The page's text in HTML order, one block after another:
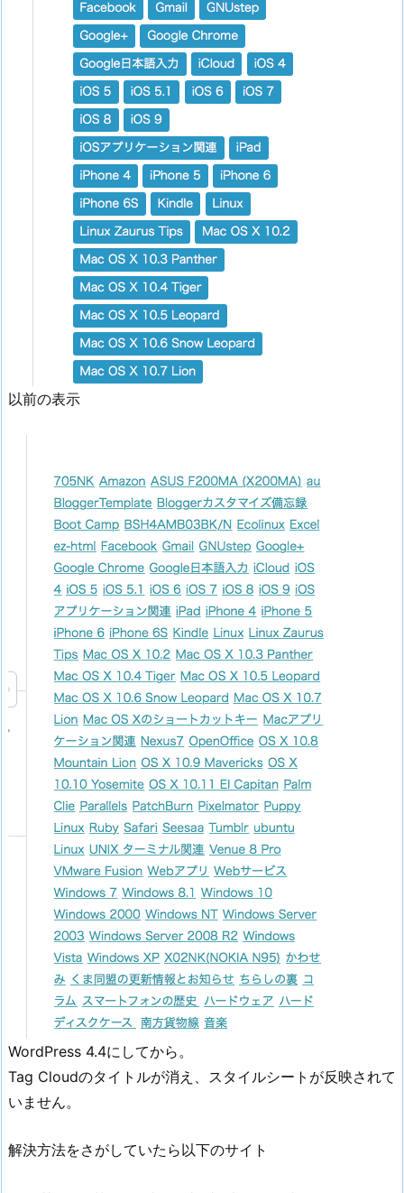
以前の表示
WordPress 4.4にしてから。
Tag Cloudのタイトルが消え、スタイルシートが反映されて
いません。
解決方法をさがしていたら以下のサイト